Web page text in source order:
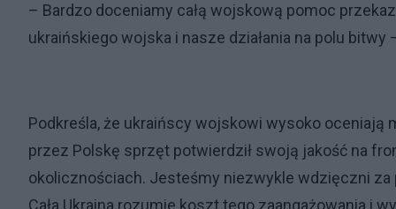
– Bardzo doceniamy całą wojskową pomoc
ukraińskiego wojska i nasze działania na polu bitwy
Podkreśla, że ukraińscy wojskowi wysoko oceniają
przez Polskę sprzęt potwierdził swoją jakość na
okolicznościach. Jesteśmy niezwykle wdzięczni za
Cała Ukraina rozumie koszt tego zaangażowania i